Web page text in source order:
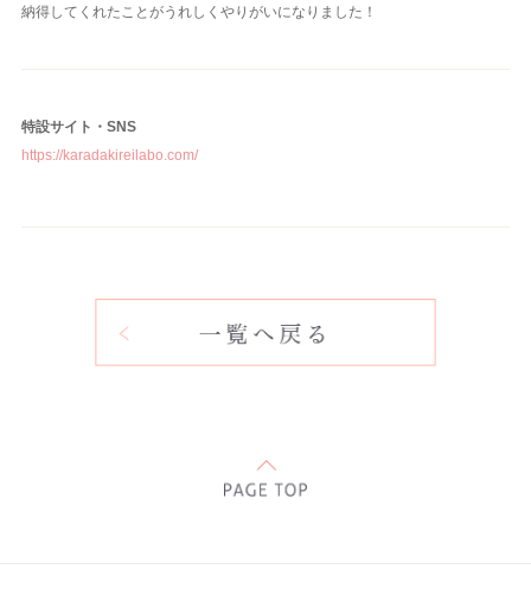
納得してくれたことがうれしくやりがいになりました！
特設サイト・SNS
https://karadakireilabo.com/